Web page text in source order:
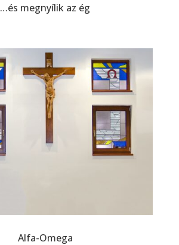
…és megnyílik az ég
Alfa-Omega